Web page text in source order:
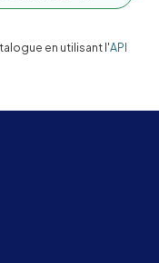
en utilisant l'API